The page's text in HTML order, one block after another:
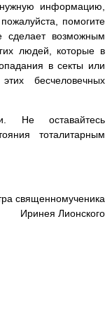
информацию,
помогите
сделает возможным
людей, которые в
в секты или
бесчеловечных
оставайтесь
тоталитарным
священномученика
Иринея Лионского